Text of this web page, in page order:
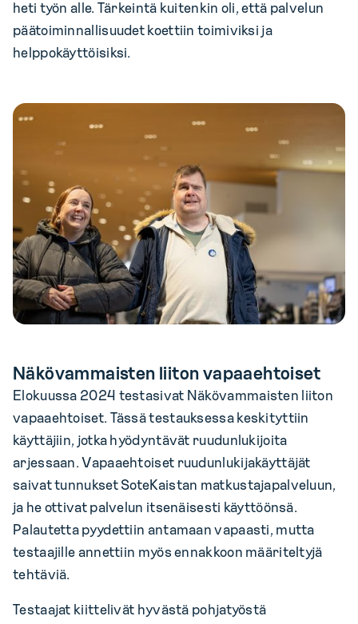
heti työn alle. Tärkeintä kuitenkin oli, että palvelun
päätoiminnallisuudet koettiin toimiviksi ja
helppokäyttöisiksi.
Näkövammaisten liiton vapaaehtoiset
Elokuussa 2024 testasivat Näkövammaisten liiton
vapaaehtoiset. Tässä testauksessa keskityttiin
käyttäjiin, jotka hyödyntävät ruudunlukijoita
arjessaan. Vapaaehtoiset ruudunlukijakäyttäjät
saivat tunnukset SoteKaistan matkustajapalveluun,
ja he ottivat palvelun itsenäisesti käyttöönsä.
Palautetta pyydettiin antamaan vapaasti, mutta
testaajille annettiin myös ennakkoon määriteltyjä
tehtäviä.
Testaajat kiittelivät hyvästä pohjatyöstä